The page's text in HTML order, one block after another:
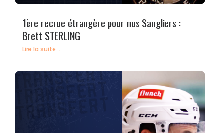
1ère recrue étrangère pour nos Sangliers :
Brett STERLING
Lire la suite ...